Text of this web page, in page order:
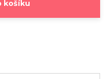
košíku